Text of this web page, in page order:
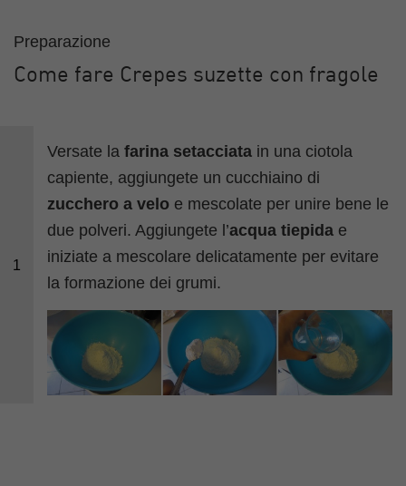
Preparazione
Come fare Crepes suzette con fragole
1
Versate lafarina setacciata in una ciotola
capiente, aggiungete un cucchiaino di
zucchero a velo e mescolate per unire bene le
due polveri. Aggiungete l’acqua tiepida e
iniziate a mescolare delicatamente per evitare
la formazione dei grumi.